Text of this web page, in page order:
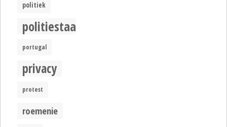
politiek
politiestaat
portugal
privacy
protest
roemenie